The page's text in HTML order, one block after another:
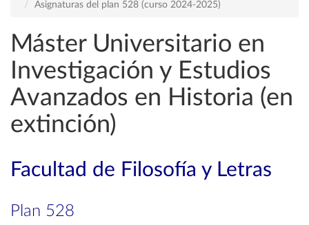
Asignaturas del plan 528 (curso 2024-2025)
Máster Universitario en
Investigación y Estudios
Avanzados en Historia (en
extinción)
Facultad de Filosofía y Letras
Plan 528